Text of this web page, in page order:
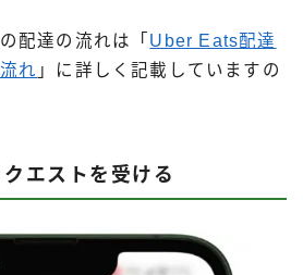
配達の流れは「 Uber Eats配達
れ 」に詳しく記載していますの
エストを受ける